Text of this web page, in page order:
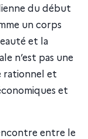
du début
un corps
et la
n’est pas une
rationnel et
et
entre le